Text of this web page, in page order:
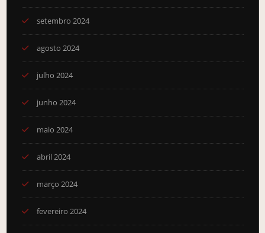
setembro 2024
agosto 2024
julho 2024
junho 2024
maio 2024
abril 2024
março 2024
fevereiro 2024